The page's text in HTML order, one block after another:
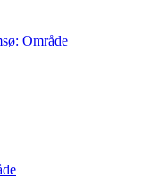
Område